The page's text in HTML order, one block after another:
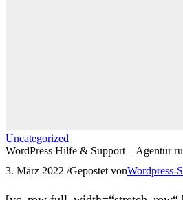
Uncategorized
WordPress Hilfe & Support – Agentur
3. März 2022 /Gepostet vonWordpress-